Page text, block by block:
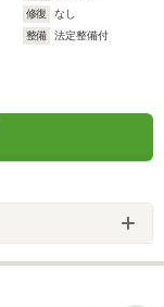
修復
なし
整備
法定整備付